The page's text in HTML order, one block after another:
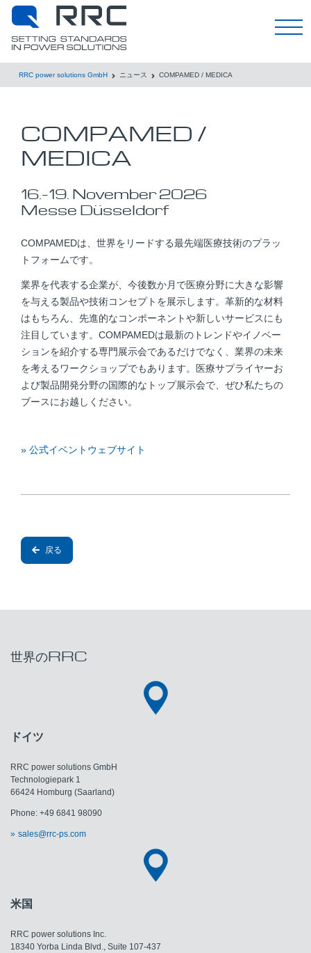
日本語
RRC power solutions GmbH ニュース COMPAMED / MEDICA
COMPAMED /
MEDICA
16.–19. November2026
Messe Düsseldorf
COMPAMEDは、世界をリードする最先端医療技術のプラッ
トフォームです。
業界を代表する企業が、今後数か月で医療分野に大きな影響
を与える製品や技術コンセプトを展示します。革新的な材料
はもちろん、先進的なコンポーネントや新しいサービスにも
注目しています。COMPAMEDは最新のトレンドやイノベー
ションを紹介する専門展示会であるだけでなく、業界の未来
を考えるワークショップでもあります。医療サプライヤーお
よび製品開発分野の国際的なトップ展示会で、ぜひ私たちの
ブースにお越しください。
» 公式イベントウェブサイト
戻る
世界のRRC
ドイツ
RRC power solutions GmbH
Technologiepark 1
66424 Homburg (Saarland)
Phone: +49 6841 98090
sales@rrc-ps.com
米国
RRC power solutions Inc.
18340 Yorba Linda Blvd., Suite 107-437